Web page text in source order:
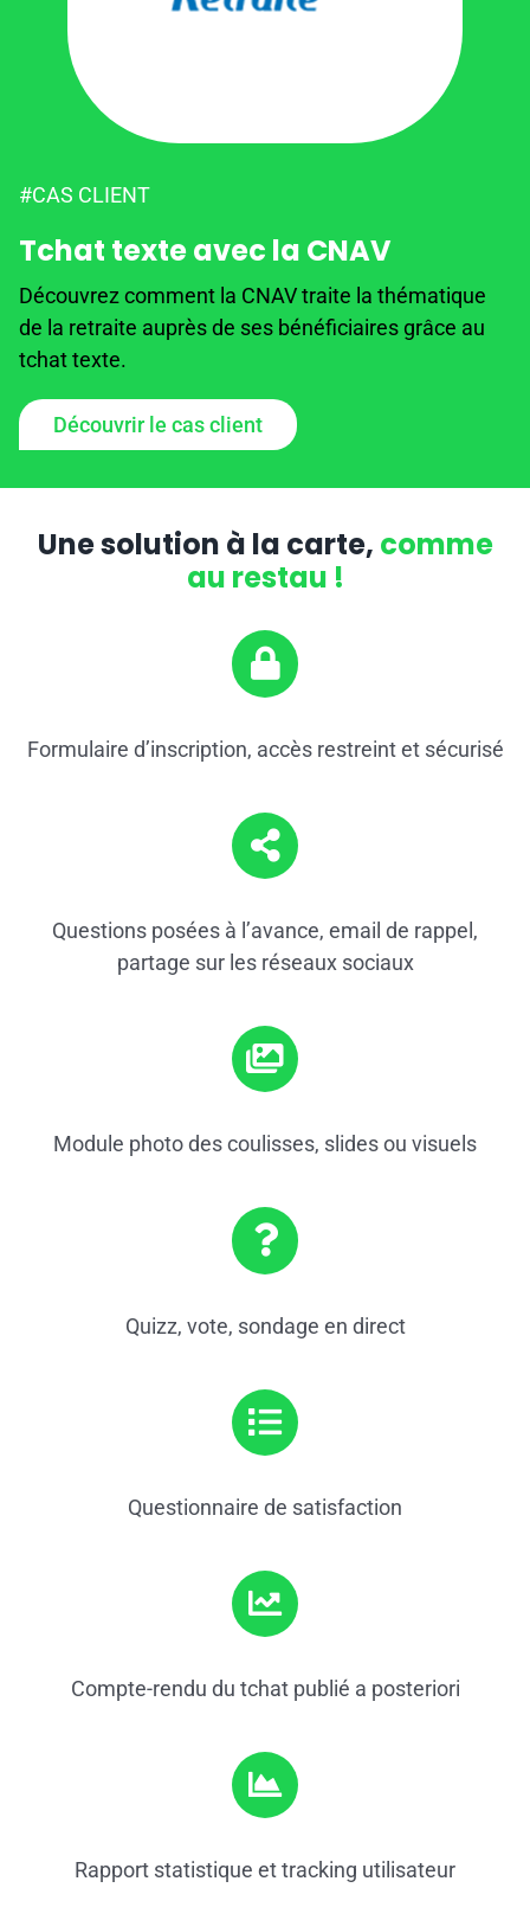
#CAS CLIENT
Tchat texte avec la CNAV
Découvrez comment la CNAV traite la thématique
de la retraite auprès de ses bénéficiaires grâce au
tchat texte.
Découvrir le cas client
Une solution à la carte, comme
au restau !
Formulaire d’inscription, accès restreint et sécurisé
Questions posées à l’avance, email de rappel,
partage sur les réseaux sociaux
Module photo des coulisses, slides ou visuels
Quizz, vote, sondage en direct
Questionnaire de satisfaction
Compte-rendu du tchat publié a posteriori
Rapport statistique et tracking utilisateur